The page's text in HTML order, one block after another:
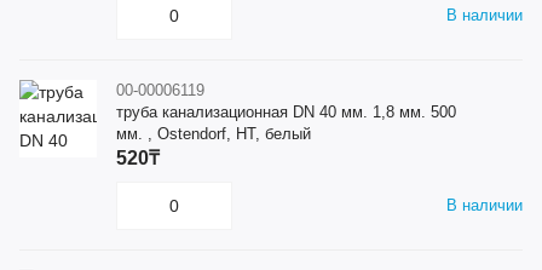
В наличии
00-00006119
труба канализационная DN 40 мм. 1,8 мм. 500
мм. , Ostendorf, HT, белый
В наличии
520₸